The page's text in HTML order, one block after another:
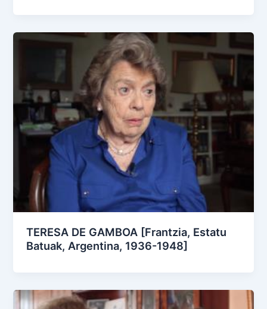
TERESA DE GAMBOA [Frantzia, Estatu
Batuak, Argentina, 1936-1948]